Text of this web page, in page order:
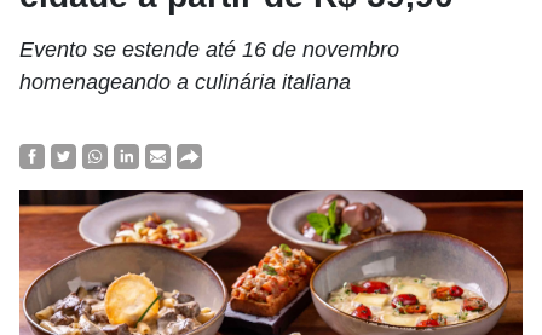
Evento se estende até 16 de novembro
homenageando a culinária italiana